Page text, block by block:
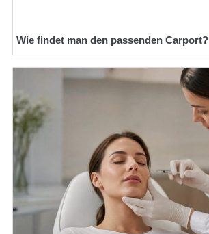
Wie findet man den passenden Carport?